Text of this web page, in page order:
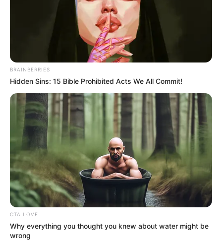
Fail! 10 Potret Makanan Gagal
Dimasak yang Bikin Kamu
10 Pose Manekin Anti
Mainstream yang Konyol
Banget
BRAINBERRIES
Hidden Sins: 15 Bible Prohibited Acts We All Commit!
CTA LOVE
Why everything you thought you knew about water might be
wrong